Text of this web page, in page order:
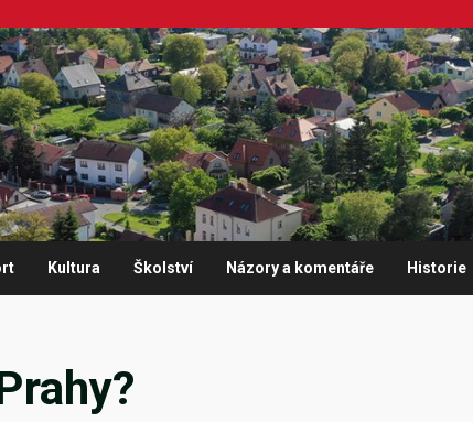
Kultura Školství Názory a komentáře Historie